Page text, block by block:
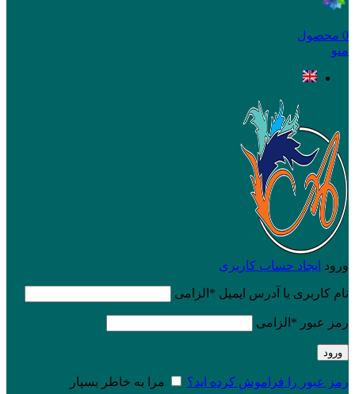
0 محصول
منو
ورود ایجاد حساب کاربری
نام کاربری یا آدرس ایمیل * الزامی
رمز عبور * الزامی
ورود
رمز عبور را فراموش کرده اید؟ مرا به خاطر بسپار